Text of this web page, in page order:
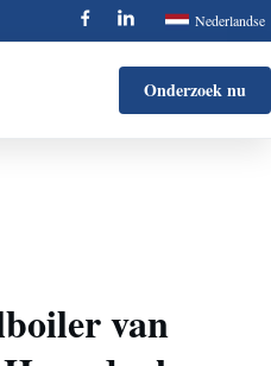
Nederlandse
Onderzoek nu
van